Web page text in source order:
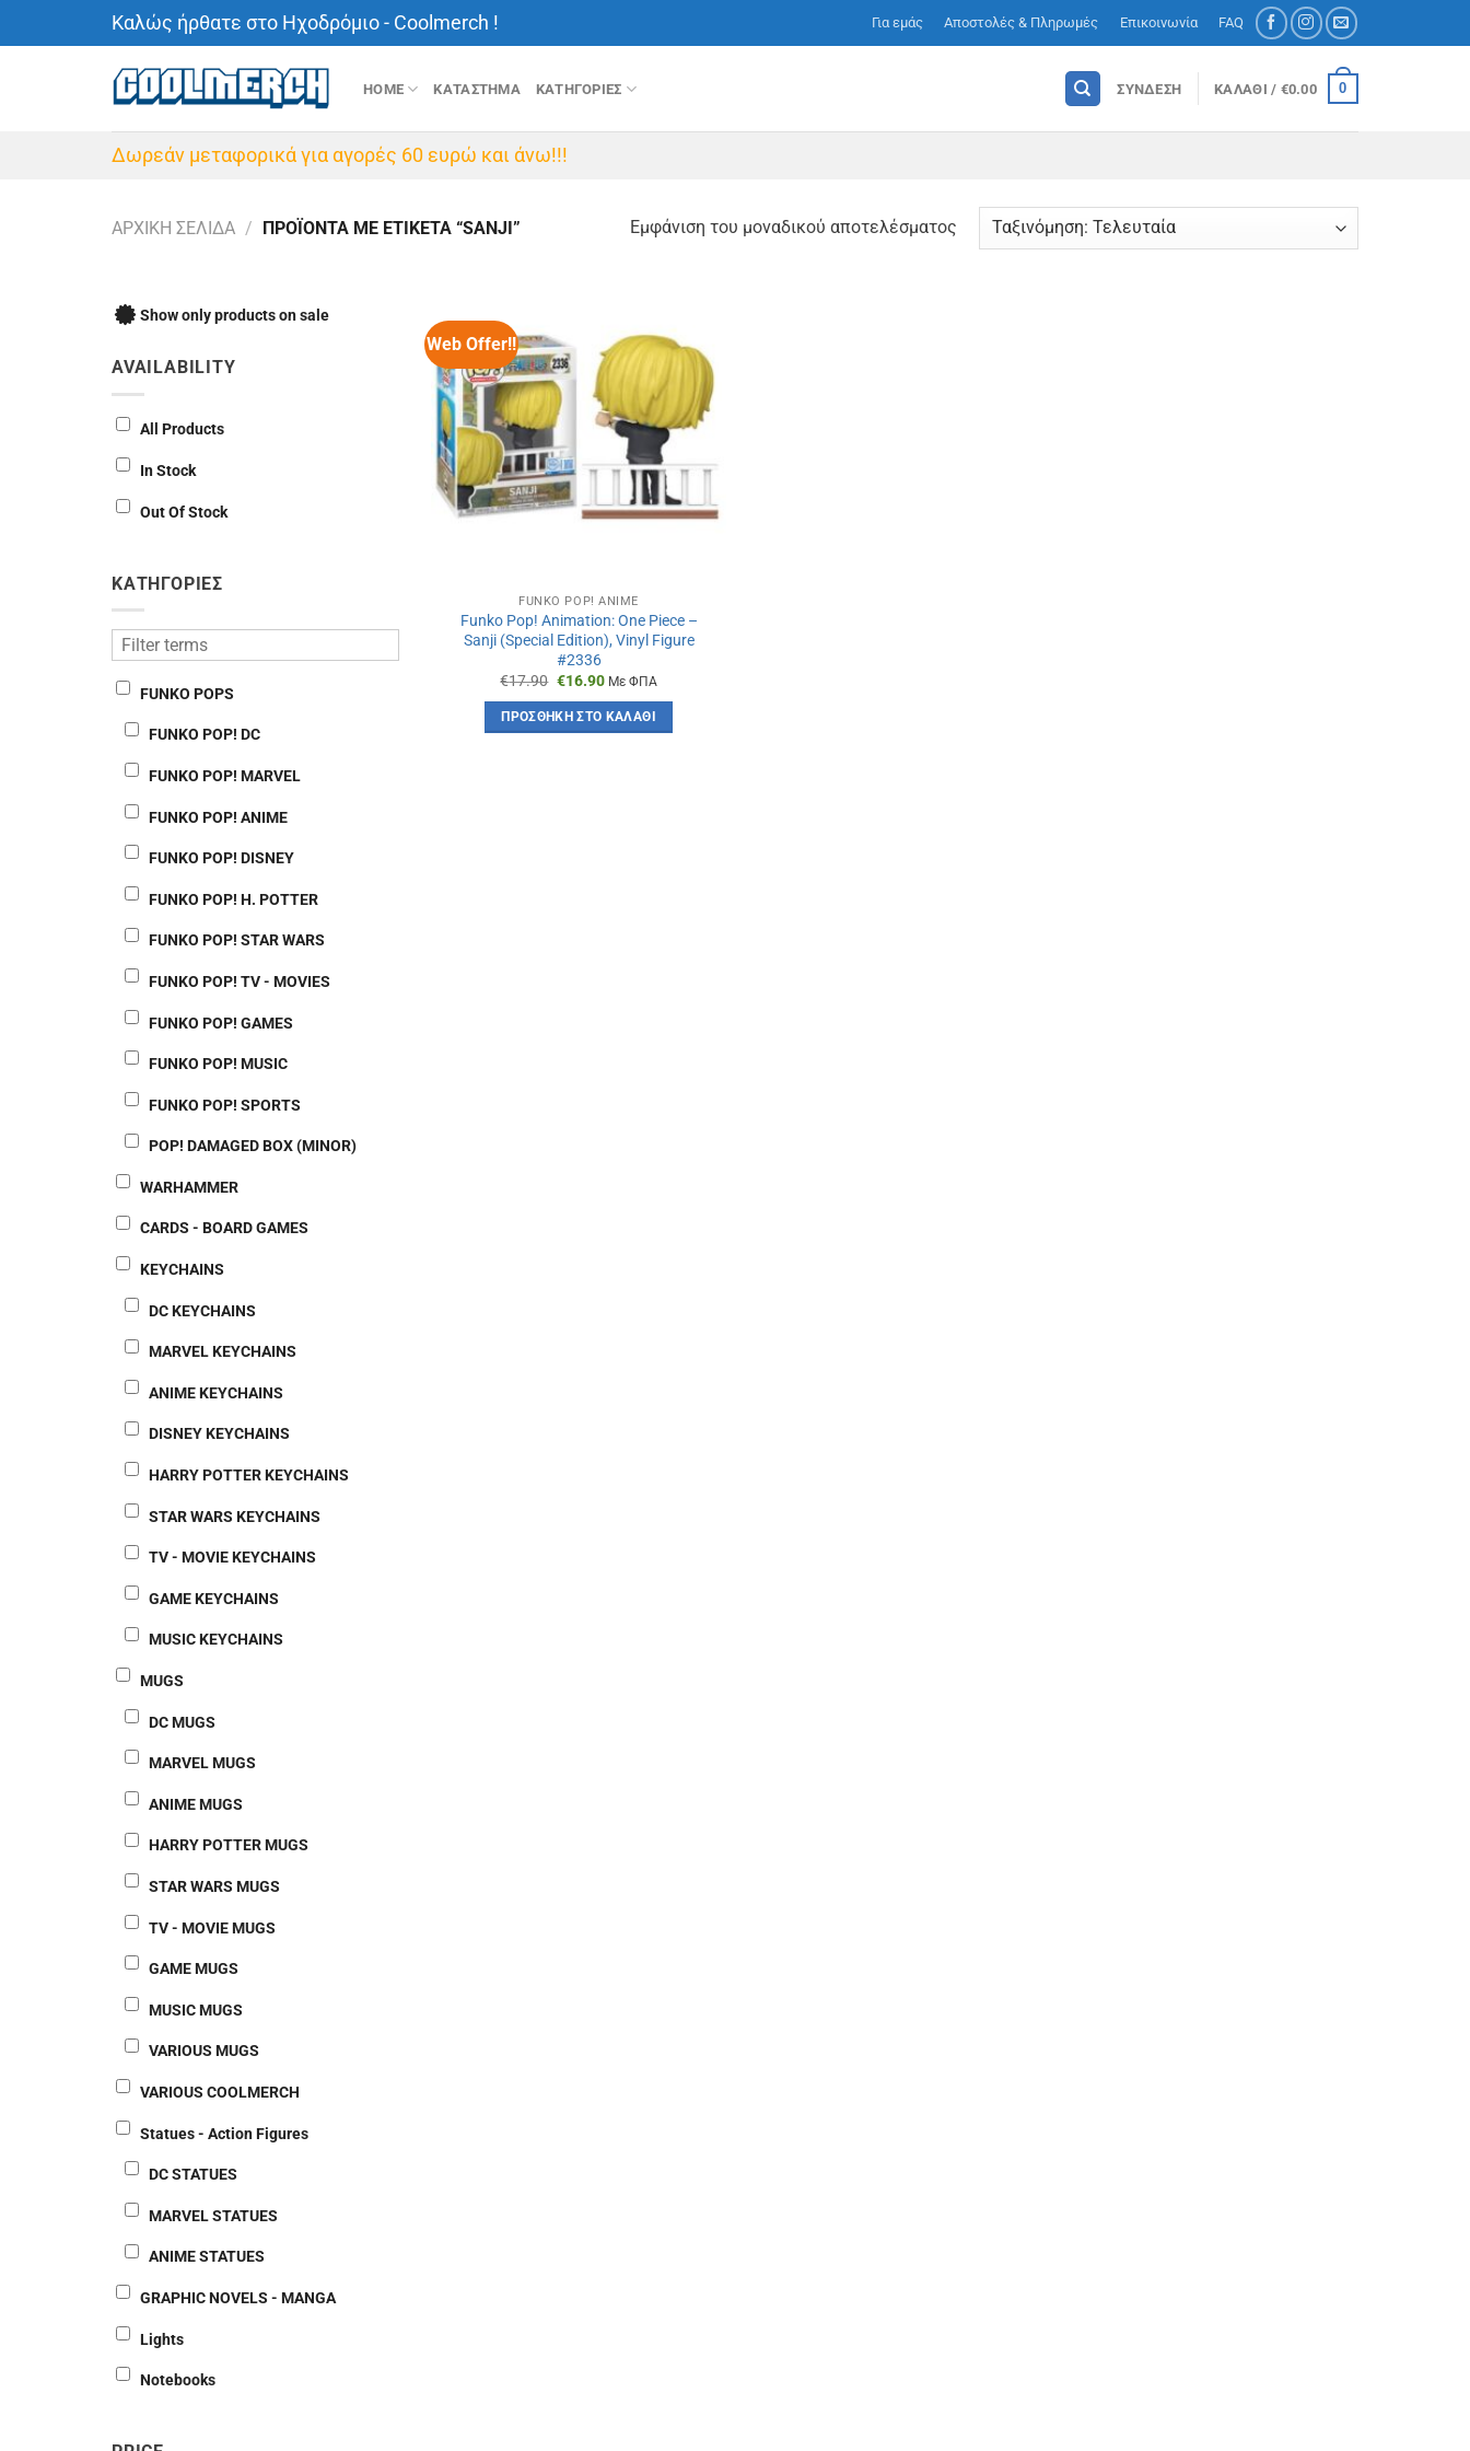
Καλώς ήρθατε στο Ηχοδρόμιο - Coolmerch ! Για εμάς Αποστολές & Πληρωμές Επικοινωνία FAQ
HOME ΚΑΤΑΣΤΗΜΑ ΚΑΤΗΓΟΡΙΕΣ ΣΎΝΔΕΣΗ ΚΑΛΆΘΙ / €0.00 0
Δωρεάν μεταφορικά για αγορές 60 ευρώ και άνω!!!
ΑΡΧΙΚΉ ΣΕΛΊΔΑ / ΠΡΟΪΌΝΤΑ ΜΕ ΕΤΙΚΈΤΑ “SANJI” Εμφάνιση του μοναδικού αποτελέσματος
Show only products on sale
AVAILABILITY
All Products
In Stock
Out Of Stock
ΚΑΤΗΓΟΡΙΕΣ
FUNKO POPS
FUNKO POP! DC
FUNKO POP! MARVEL
FUNKO POP! ANIME
FUNKO POP! DISNEY
FUNKO POP! H. POTTER
FUNKO POP! STAR WARS
FUNKO POP! TV - MOVIES
FUNKO POP! GAMES
FUNKO POP! MUSIC
FUNKO POP! SPORTS
POP! DAMAGED BOX (MINOR)
WARHAMMER
CARDS - BOARD GAMES
KEYCHAINS
DC KEYCHAINS
MARVEL KEYCHAINS
ANIME KEYCHAINS
DISNEY KEYCHAINS
HARRY POTTER KEYCHAINS
STAR WARS KEYCHAINS
TV - MOVIE KEYCHAINS
GAME KEYCHAINS
MUSIC KEYCHAINS
MUGS
DC MUGS
MARVEL MUGS
ANIME MUGS
HARRY POTTER MUGS
STAR WARS MUGS
TV - MOVIE MUGS
GAME MUGS
MUSIC MUGS
VARIOUS MUGS
VARIOUS COOLMERCH
Statues - Action Figures
DC STATUES
MARVEL STATUES
ANIME STATUES
GRAPHIC NOVELS - MANGA
Lights
Notebooks
Web Offer!!
FUNKO POP! ANIME
Funko Pop! Animation: One Piece –
Sanji (Special Edition), Vinyl Figure
#2336
€17.90 Original
was:
€17.90.
€16.90Η
τιμή
είναι:
Με ΦΠΑ
ΠΡΟΣΘΉΚΗ ΣΤΟ ΚΑΛΆΘΙ